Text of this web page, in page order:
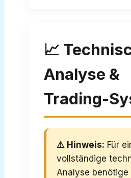
📈
Analyse &
Trading-
⚠️ Hinweis: Für
vollständige
Analyse benötige